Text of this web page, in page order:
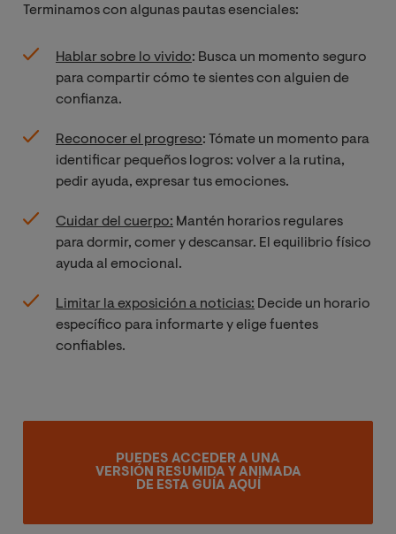
Terminamos con algunas pautas esenciales:
Hablar sobre lo vivido: Busca un momento seguro
para compartir cómo te sientes con alguien de
confianza.
Reconocer el progreso: Tómate un momento para
identificar pequeños logros: volver a la rutina,
pedir ayuda, expresar tus emociones.
Cuidar del cuerpo: Mantén horarios regulares
para dormir, comer y descansar. El equilibrio físico
ayuda al emocional.
Limitar la exposición a noticias: Decide un horario
específico para informarte y elige fuentes
confiables.
PUEDES ACCEDER A UNA
VERSIÓN RESUMIDA Y ANIMADA
DE ESTA GUÍA AQUÍ